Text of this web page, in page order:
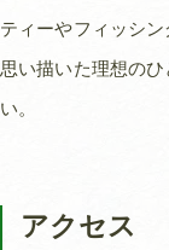
ティーやフィッシン
思い描いた理想の
い。
アクセス